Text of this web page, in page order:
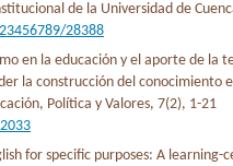
de la Universidad de
28388
en la educación y el aporte de la
la construcción del conocimiento
Política y Valores, 7(2), 1-21
for specific purposes: A learning-